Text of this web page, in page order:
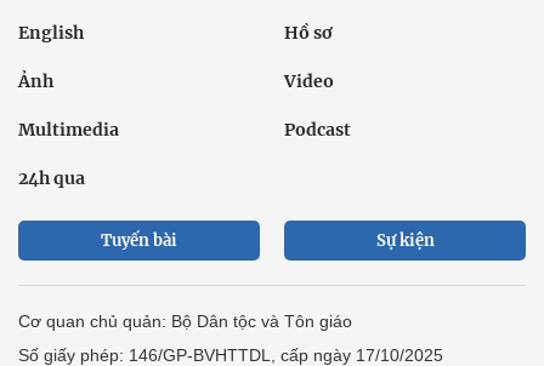
English Hồ sơ
Ảnh Video
Multimedia Podcast
24h qua
Tuyến bài Sự kiện
Cơ quan chủ quản: Bộ Dân tộc và Tôn giáo
Số giấy phép: 146/GP-BVHTTDL, cấp ngày 17/10/2025